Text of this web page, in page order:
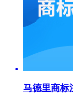
马德里商标